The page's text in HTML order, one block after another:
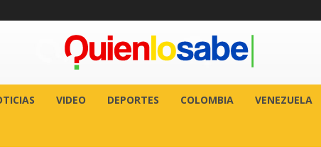
VIDEO DEPORTES COLOMBIA VENEZUELA